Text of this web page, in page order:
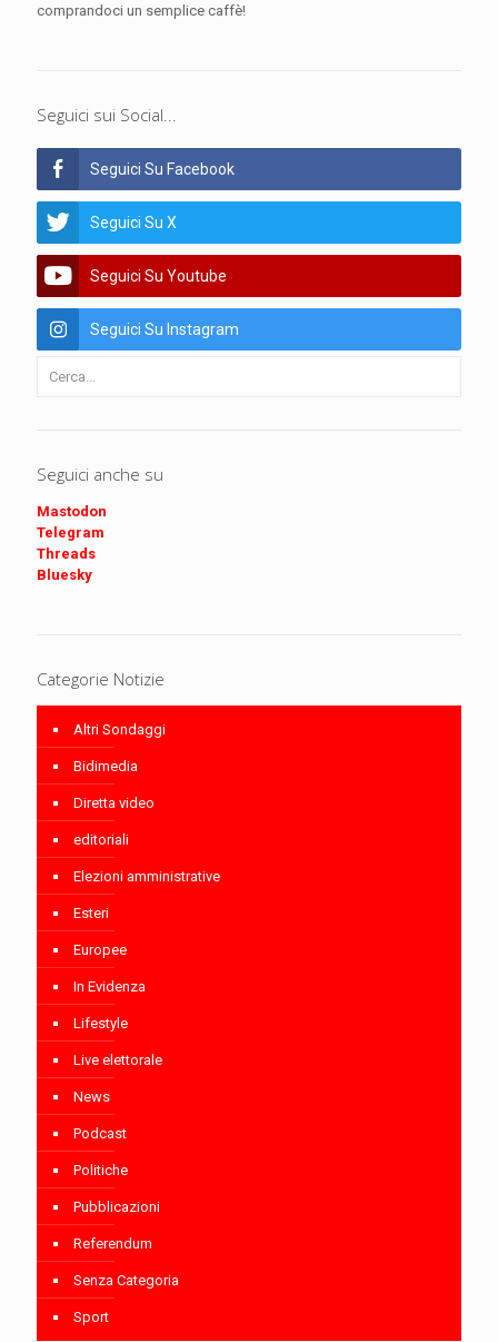
comprandoci un semplice caffè!
Seguici sui Social...
Seguici Su Facebook
Seguici Su X
Seguici Su Youtube
Seguici Su Instagram
Seguici anche su
Mastodon
Telegram
Threads
Bluesky
Categorie Notizie
Altri Sondaggi
Bidimedia
Diretta video
editoriali
Elezioni amministrative
Esteri
Europee
In Evidenza
Lifestyle
Live elettorale
News
Podcast
Politiche
Pubblicazioni
Referendum
Senza Categoria
Sport